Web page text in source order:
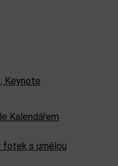
Keynote
Kalendářem
fotek s umělou